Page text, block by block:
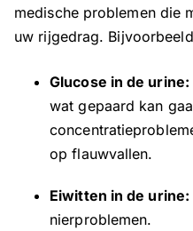
medische problemen die
uw rijgedrag.
Glucose in de urine:
wat gepaard kan
op flauwvallen.
Eiwitten in de urine:
nierproblemen.